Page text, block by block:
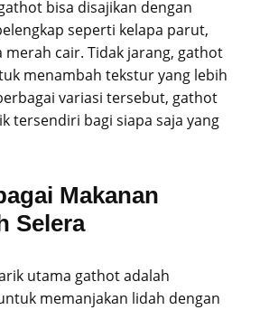
bisa disajikan dengan
seperti kelapa parut,
merah cair. Tidak jarang, gathot
menambah tekstur yang lebih
variasi tersebut, gathot
tersendiri bagi siapa saja yang
Makanan
Selera
utama gathot adalah
memanjakan lidah dengan